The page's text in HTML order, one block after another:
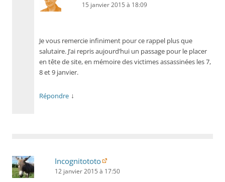
15 janvier 2015 à 18:09
Je vous remercie infiniment pour ce rappel plus que
salutaire. J’ai repris aujourd’hui un passage pour le placer
en tête de site, en mémoire des victimes assassinées les 7,
8 et 9 janvier.
Répondre ↓
Incognitototo
12 janvier 2015 à 17:50